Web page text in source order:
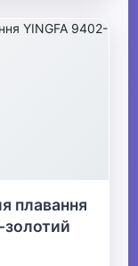
плавання